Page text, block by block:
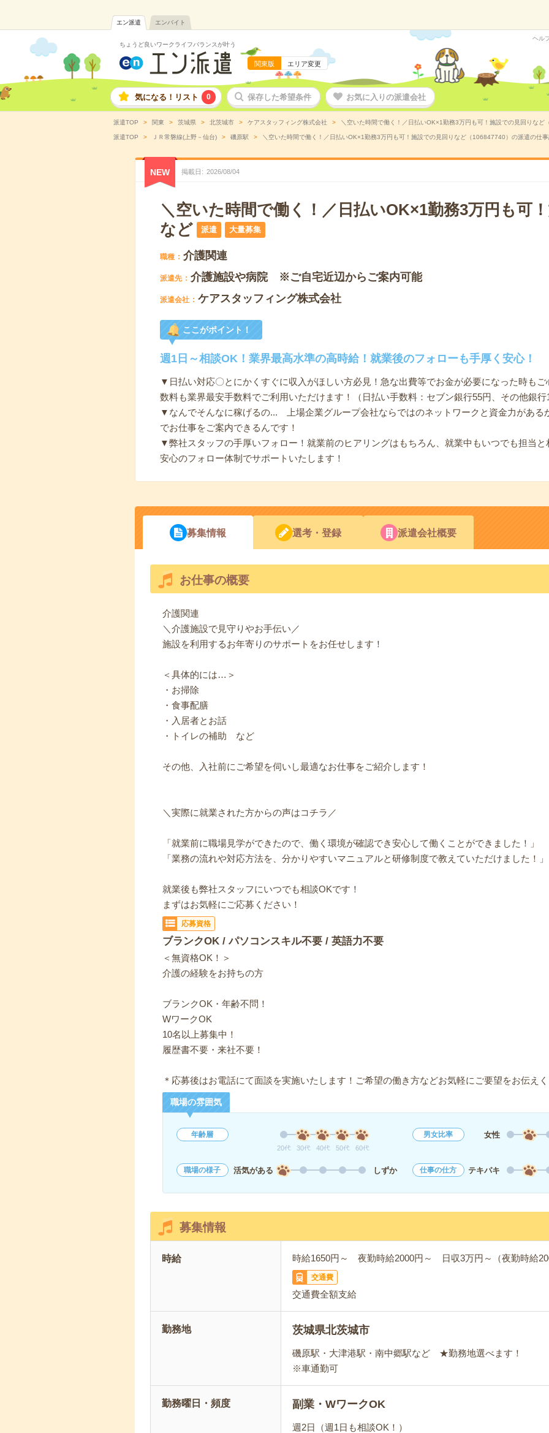
エン派遣 エンバイト
ちょうど良いワークライフバランスが叶う
関東版 エリア変更
ヘル
気になる！リスト 0 保存した希望条件 お気に入りの派遣会社
派遣TOP 関東 茨城県 北茨城市 ケアスタッフィング株式会社 ＼空いた時間で働く！／日払いOK×1勤務3万円も可！施設での見回りな
派遣TOP ＪＲ常磐線(上野－仙台) 磯原駅 ＼空いた時間で働く！／日払いOK×1勤務3万円も可！施設での見回りなど（106847740）の派遣の仕
NEW 掲載日 2026/08/04
＼空いた時間で働く！／日払いOK×1勤務3万円も可
など
派遣 大量募集
職種 介護関連
派遣先 介護施設や病院 ※ご自宅近辺からご案内可能
派遣会社 ケアスタッフィング株式会社
ここがポイント！
週1日～相談OK！業界最高水準の高時給！就業後のフォローも手厚く安心！
▼日払い対応〇とにかくすぐに収入がほしい方必見！急な出費等でお金が必要になった時も
数料も業界最安手数料でご利用いただけます！（日払い手数料：セブン銀行55円、その他銀行
▼なんでそんなに稼げるの... 上場企業グループ会社ならではのネットワークと資金力がある
でお仕事をご案内できるんです！
▼弊社スタッフの手厚いフォロー！就業前のヒアリングはもちろん、就業中もいつでも担当
安心のフォロー体制でサポートいたします！
募集情報 選考・登録 派遣会社概要
お仕事の概要
介護関連
＼介護施設で見守りやお手伝い／
施設を利用するお年寄りのサポートをお任せします！
＜具体的には…＞
・お掃除
・食事配膳
・入居者とお話
・トイレの補助 など
その他、入社前にご希望を伺いし最適なお仕事をご紹介します！
＼実際に就業された方からの声はコチラ／
「就業前に職場見学ができたので、働く環境が確認でき安心して働くことができました！」
「業務の流れや対応方法を、分かりやすいマニュアルと研修制度で教えていただけました！」
就業後も弊社スタッフにいつでも相談OKです！
まずはお気軽にご応募ください！
応募資格
ブランクOK / パソコンスキル不要 / 英語力不要
＜無資格OK！＞
介護の経験をお持ちの方
ブランクOK・年齢不問！
WワークOK
10名以上募集中！
履歴書不要・来社不要！
＊応募後はお電話にて面談を実施いたします！ご希望の働き方などお気軽にご要望をお伝え
職場の雰囲気
年齢層
20代 30代 40代 50代 60代
男女比率 女性
職場の様子 活気がある しずか 仕事の仕方 テキパキ
募集情報
時給 時給1650円～ 夜勤時給2000円～ 日収3万円～（夜勤時給
交通費
交通費全額支給
勤務地 茨城県北茨城市
磯原駅・大津港駅・南中郷駅など ★勤務地選べます！
※車通勤可
勤務曜日・頻度 副業・WワークOK
週2日（週1日も相談OK！）